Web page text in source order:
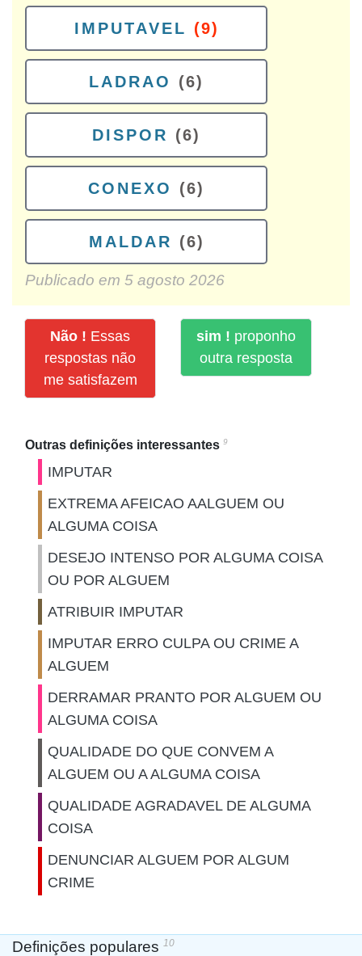
IMPUTAVEL (9)
LADRAO (6)
DISPOR (6)
CONEXO (6)
MALDAR (6)
Publicado em 5 agosto 2026
Não ! Essas
respostas não
me satisfazem
sim ! proponho
outra resposta
Outras definições interessantes 9
IMPUTAR
EXTREMA AFEICAO AALGUEM OU
ALGUMA COISA
DESEJO INTENSO POR ALGUMA COISA
OU POR ALGUEM
ATRIBUIR IMPUTAR
IMPUTAR ERRO CULPA OU CRIME A
ALGUEM
DERRAMAR PRANTO POR ALGUEM OU
ALGUMA COISA
QUALIDADE DO QUE CONVEM A
ALGUEM OU A ALGUMA COISA
QUALIDADE AGRADAVEL DE ALGUMA
COISA
DENUNCIAR ALGUEM POR ALGUM
CRIME
Definições populares 10